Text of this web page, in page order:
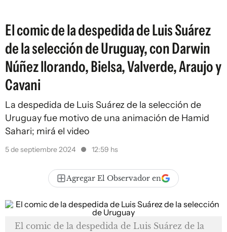
El comic de la despedida de Luis Suárez
de la selección de Uruguay, con Darwin
Núñez llorando, Bielsa, Valverde, Araujo y
Cavani
La despedida de Luis Suárez de la selección de
Uruguay fue motivo de una animación de Hamid
Sahari; mirá el video
5 de septiembre 2024 12:59 hs
Agregar El Observador en
El comic de la despedida de Luis Suárez de la